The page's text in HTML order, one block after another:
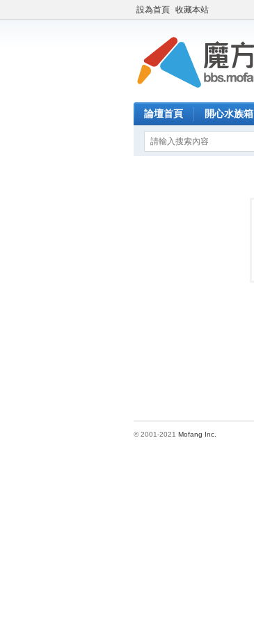
設為首頁 收藏本站
論壇首頁 開心水族箱
© 2001-2021 Mofang Inc.